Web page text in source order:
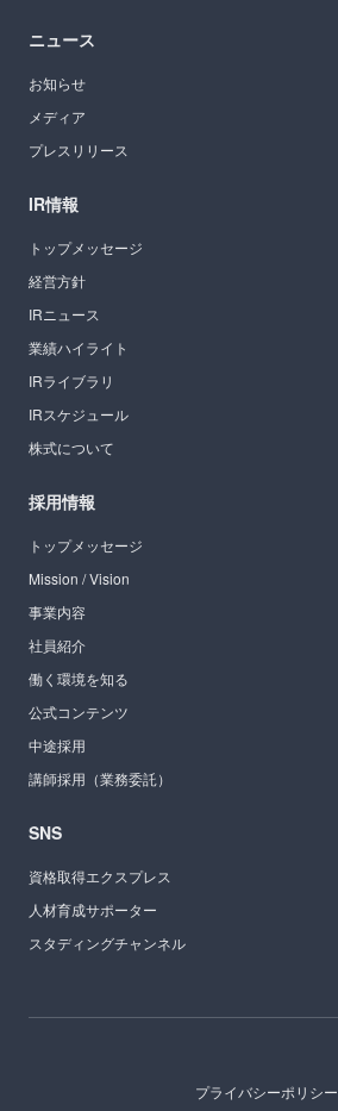
ニュース
お知らせ
メディア
プレスリリース
IR情報
トップメッセージ
経営方針
IRニュース
業績ハイライト
IRライブラリ
IRスケジュール
株式について
採用情報
トップメッセージ
Mission / Vision
事業内容
社員紹介
働く環境を知る
公式コンテンツ
中途採用
講師採用（業務委託）
SNS
資格取得エクスプレス
人材育成サポーター
スタディングチャンネル
プライバシーポリシー